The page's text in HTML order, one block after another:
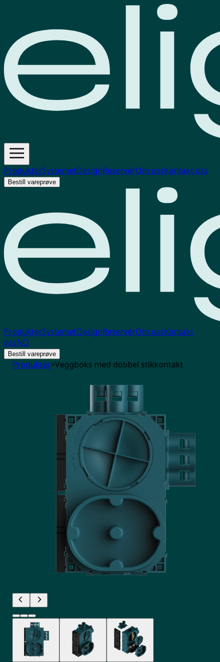
ProdukterSystemetDesignReservérOm ossKontakt oss
Bestill vareprøve
ProdukterSystemetDesignReservérOm ossKontakt
ossNO
Bestill vareprøve
Produkter>Veggboks med dobbel stikkontakt